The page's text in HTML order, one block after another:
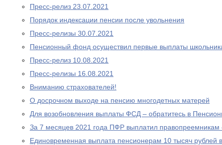
Пресс-релиз 23.07.2021
Порядок индексации пенсии после увольнения
Пресс-релизы 30.07.2021
Пенсионный фонд осуществил первые выплаты
Пресс-релиз 10.08.2021
Пресс-релизы 16.08.2021
Вниманию страхователей!
О досрочном выходе на пенсию многодетных матерей
Для возобновления выплаты ФСД – обратитесь в
За 7 месяцев 2021 года ПФР выплатил
Единовременная выплата пенсионерам 10 тысяч рублей